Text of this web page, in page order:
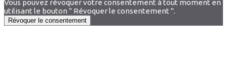
Vous pouvez révoquer votre consentement à tout moment en
utilisant le bouton " Révoquer le consentement ".
Révoquer le consentement